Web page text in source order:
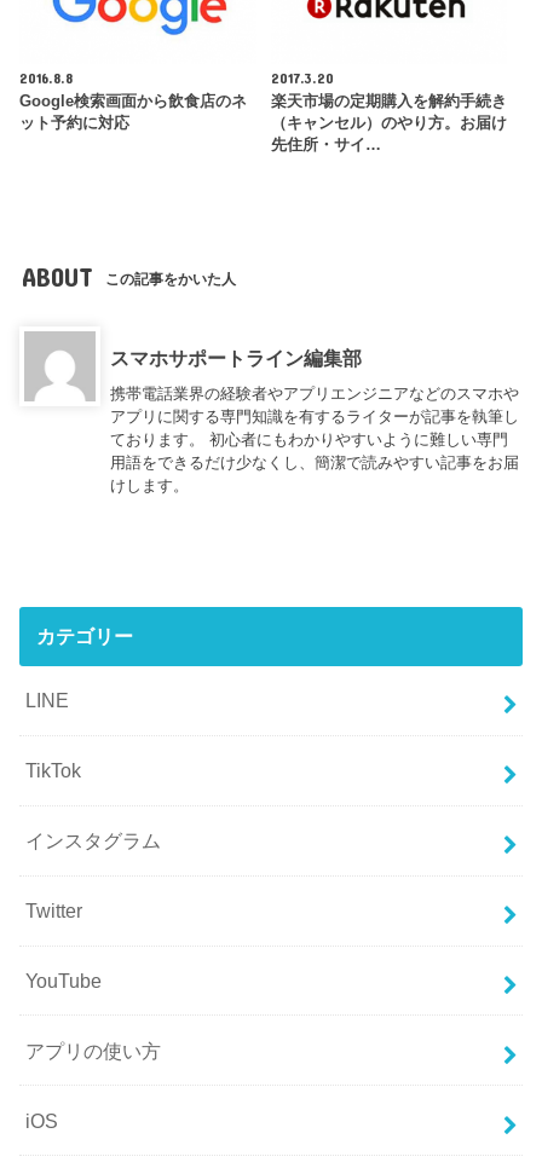
2016.8.8
Google検索画面から飲食店のネ
ット予約に対応
2017.3.20
楽天市場の定期購入を解約手続き
（キャンセル）のやり方。お届け
先住所・サイ…
ABOUT この記事をかいた人
スマホサポートライン編集部
携帯電話業界の経験者やアプリエンジニアなどのスマホや
アプリに関する専門知識を有するライターが記事を執筆し
ております。 初心者にもわかりやすいように難しい専門
用語をできるだけ少なくし、簡潔で読みやすい記事をお届
けします。
カテゴリー
LINE
TikTok
インスタグラム
Twitter
YouTube
アプリの使い方
iOS